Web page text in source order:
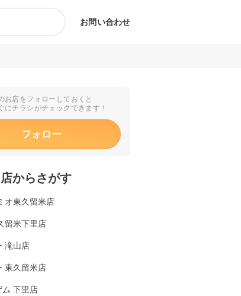
お問い合わせ
お店をフォローしておくと
にチラシがチェックできます！
フォロー
からさがす
オ東久留米店
留米下里店
滝山店
東久留米店
ム 下里店